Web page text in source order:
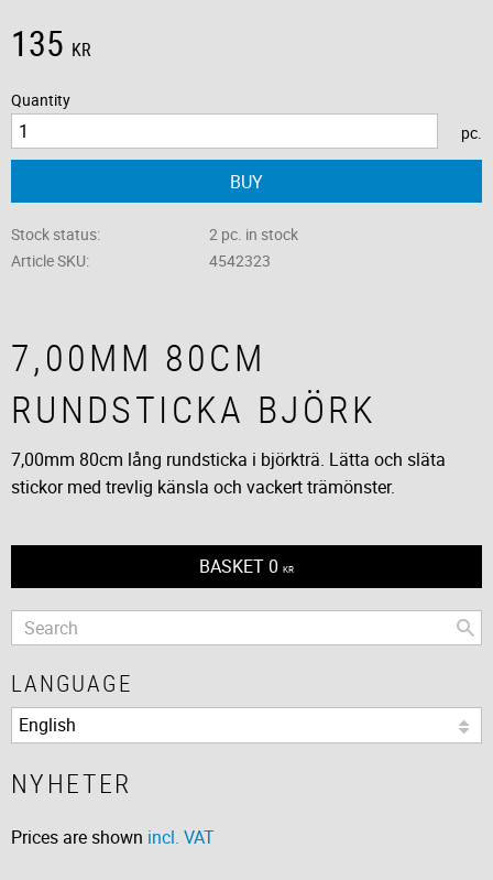
135 KR
Quantity
pc.
BUY
Stock status
2 pc. in stock
Article SKU
4542323
7,00MM 80CM
RUNDSTICKA BJÖRK
7,00mm 80cm lång rundsticka i björkträ. Lätta och släta
stickor med trevlig känsla och vackert trämönster.
BASKET 0 KR
LANGUAGE
NYHETER
Prices are shown incl. VAT